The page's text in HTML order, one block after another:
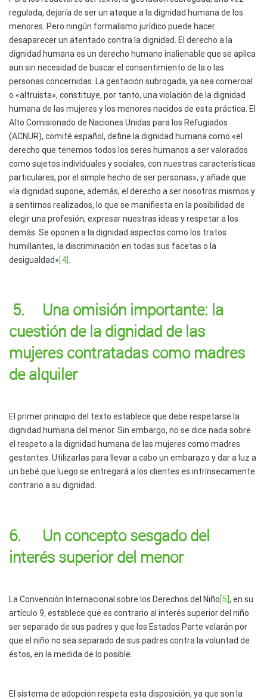
regulada, dejaría de ser un ataque a la dignidad humana de los
menores. Pero ningún formalismo jurídico puede hacer
desaparecer un atentado contra la dignidad. El derecho a la
dignidad humana es un derecho humano inalienable que se aplica
aun sin necesidad de buscar el consentimiento de la o las
personas concernidas. La gestación subrogada, ya sea comercial
o «altruista», constituye, por tanto, una violación de la dignidad
humana de las mujeres y los menores nacidos de esta práctica. El
Alto Comisionado de Naciones Unidas para los Refugiados
(ACNUR), comité español, define la dignidad humana como «el
derecho que tenemos todos los seres humanos a ser valorados
como sujetos individuales y sociales, con nuestras características
particulares, por el simple hecho de ser personas», y añade que
«la dignidad supone, además, el derecho a ser nosotros mismos y
a sentirnos realizados, lo que se manifiesta en la posibilidad de
elegir una profesión, expresar nuestras ideas y respetar a los
demás. Se oponen a la dignidad aspectos como los tratos
humillantes, la discriminación en todas sus facetas o la
desigualdad»[4]
5. Una omisión importante: la
cuestión de la dignidad de las
mujeres contratadas como madres
de alquiler
El primer principio del texto establece que debe respetarse la
dignidad humana del menor. Sin embargo, no se dice nada sobre
el respeto a la dignidad humana de las mujeres como madres
gestantes. Utilizarlas para llevar a cabo un embarazo y dar a luz a
un bebé que luego se entregará a los clientes es intrínsecamente
contrario a su dignidad.
6. Un concepto sesgado del
interés superior del menor
La Convención Internacional sobre los Derechos del Niño[5] , en su
artículo 9, establece que es contrario al interés superior del niño
ser separado de sus padres y que los Estados Parte velarán por
que el niño no sea separado de sus padres contra la voluntad de
éstos, en la medida de lo posible.
El sistema de adopción respeta esta disposición, ya que son la